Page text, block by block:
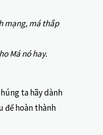
mạng, má thắp
Má nó hay.
ta hãy dành
để hoàn thành